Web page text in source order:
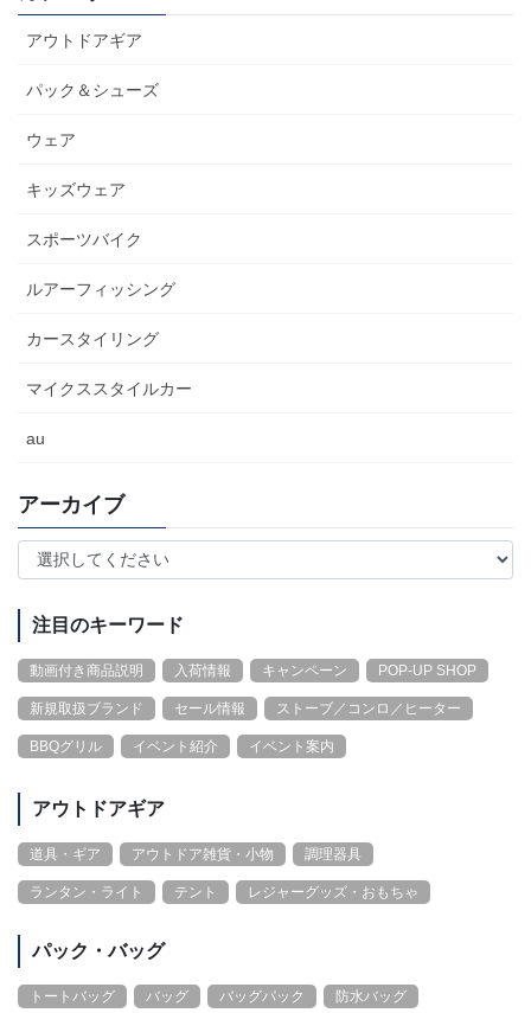
アウトドアギア
パック＆シューズ
ウェア
キッズウェア
スポーツバイク
ルアーフィッシング
カースタイリング
マイクススタイルカー
au
アーカイブ
注目のキーワード
動画付き商品説明 入荷情報 キャンペーン POP-UP SHOP
新規取扱ブランド セール情報 ストーブ／コンロ／ヒーター
BBQグリル イベント紹介 イベント案内
アウトドアギア
道具・ギア アウトドア雑貨・小物 調理器具
ランタン・ライト テント レジャーグッズ・おもちゃ
パック・バッグ
トートバッグ バッグ バッグパック 防水バッグ